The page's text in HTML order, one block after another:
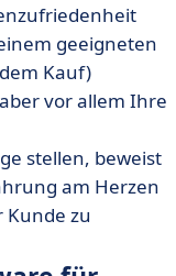
geeigneten
Kauf)
vor allem Ihre
stellen, beweist
am Herzen
Kunde zu